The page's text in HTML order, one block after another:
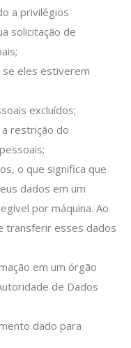
a privilégios
solicitação de
eles estiverem
excluídos;
restrição do
o que significa que
dados em um
por máquina. Ao
transferir esses dados
em um órgão
de Dados
dado para